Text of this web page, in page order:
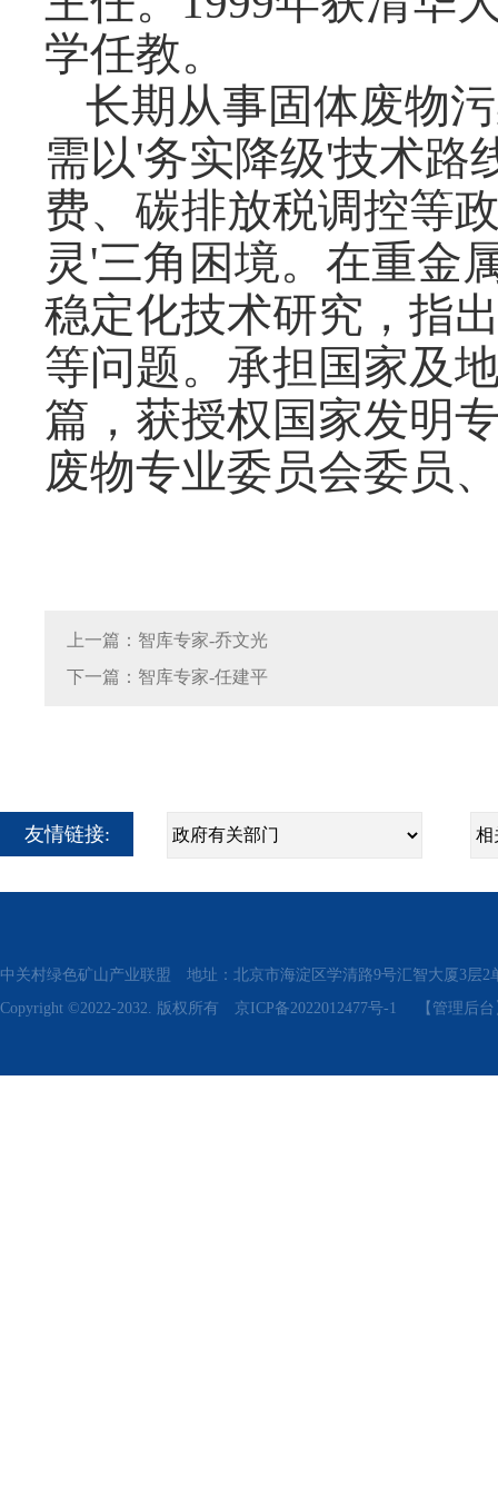
学任教。
长期从事固体废物
需以'务实降级'技术路
费、碳排放税调控等
灵'三角困境。在重金
稳定化技术研究，指
等问题。承担国家及
篇，获授权国家发明
废物专业委员会委员
上一篇：智库专家-乔文光
下一篇：智库专家-任建平
友情链接:
中关村绿色矿山产业联盟 地址：北京市海淀区学清路9号汇智大厦3层
Copyright ©2022-2032. 版权所有 京ICP备2022012477号-1 【管理后